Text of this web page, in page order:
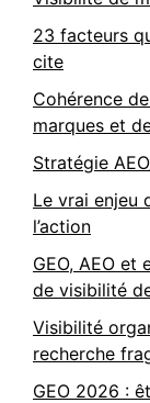
23 facteurs
cite
Cohérence
marques et
Stratégie
Le vrai enjeu
l’action
GEO, AEO et
de visibilité
Visibilité
recherche
GEO 2026 :